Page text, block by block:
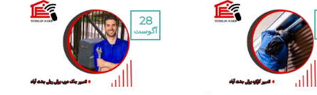
28
آگوست